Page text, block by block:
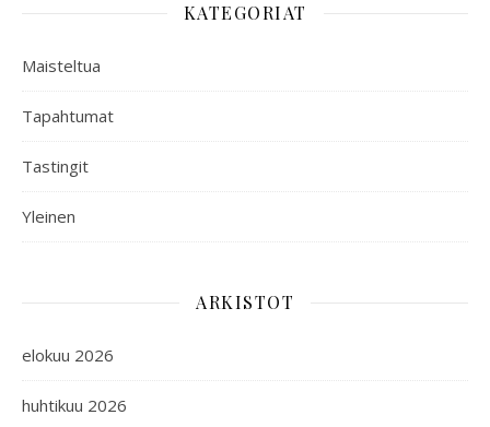
KATEGORIAT
Maisteltua
Tapahtumat
Tastingit
Yleinen
ARKISTOT
elokuu 2026
huhtikuu 2026